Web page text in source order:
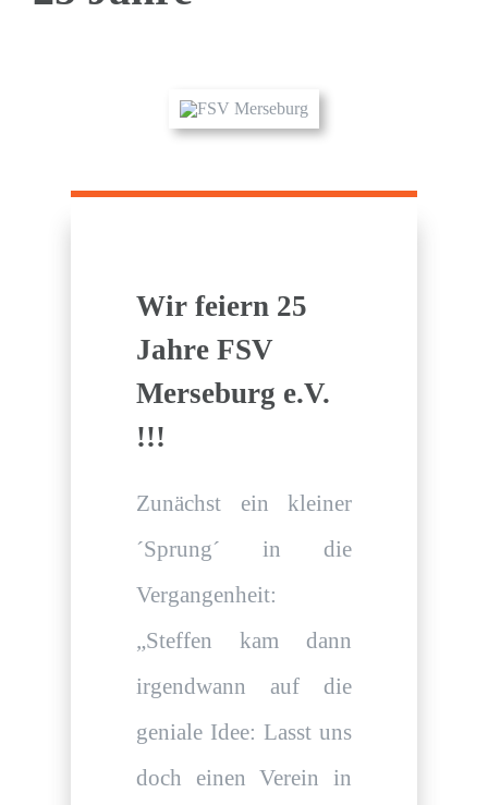
Wir feiern 25
Jahre FSV
Merseburg e.V.
!!!
Zunächst ein kleiner
´Sprung´ in die
Vergangenheit:
„Steffen kam dann
irgendwann auf die
geniale Idee: Lasst uns
doch einen Verein in